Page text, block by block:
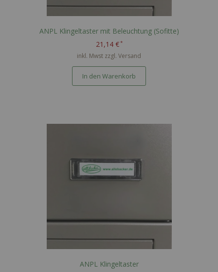
ANPL Klingeltaster mit Beleuchtung (Sofitte)
21,14 €
inkl. Mwst zzgl. Versand
In den Warenkorb
ANPL Klingeltaster